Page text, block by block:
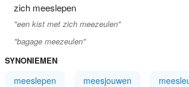
zich meeslepen
"een kist met zich meezeulen"
"bagage meezeulen"
SYNONIEMEN
meeslepen meesjouwen